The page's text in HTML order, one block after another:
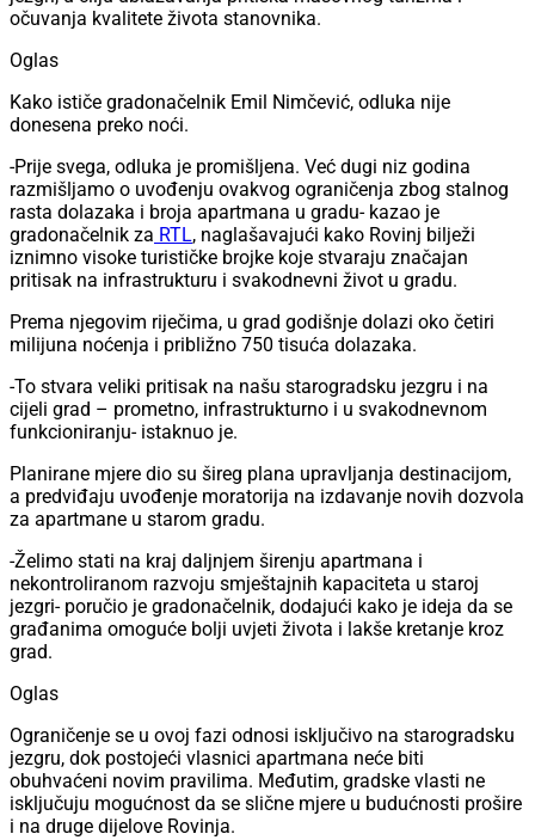
očuvanja kvalitete života stanovnika.
Oglas
Kako ističe gradonačelnik Emil Nimčević, odluka nije
donesena preko noći.
-Prije svega, odluka je promišljena. Već dugi niz godina
razmišljamo o uvođenju ovakvog ograničenja zbog stalnog
rasta dolazaka i broja apartmana u gradu- kazao je
gradonačelnik za RTL, naglašavajući kako Rovinj bilježi
iznimno visoke turističke brojke koje stvaraju značajan
pritisak na infrastrukturu i svakodnevni život u gradu.
Prema njegovim riječima, u grad godišnje dolazi oko četiri
milijuna noćenja i približno 750 tisuća dolazaka.
-To stvara veliki pritisak na našu starogradsku jezgru i na
cijeli grad – prometno, infrastrukturno i u svakodnevnom
funkcioniranju- istaknuo je.
Planirane mjere dio su šireg plana upravljanja destinacijom,
a predviđaju uvođenje moratorija na izdavanje novih dozvola
za apartmane u starom gradu.
-Želimo stati na kraj daljnjem širenju apartmana i
nekontroliranom razvoju smještajnih kapaciteta u staroj
jezgri- poručio je gradonačelnik, dodajući kako je ideja da se
građanima omoguće bolji uvjeti života i lakše kretanje kroz
grad.
Oglas
Ograničenje se u ovoj fazi odnosi isključivo na starogradsku
jezgru, dok postojeći vlasnici apartmana neće biti
obuhvaćeni novim pravilima. Međutim, gradske vlasti ne
isključuju mogućnost da se slične mjere u budućnosti prošire
i na druge dijelove Rovinja.